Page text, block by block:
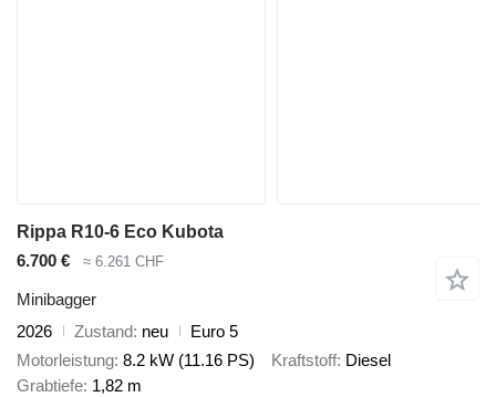
Rippa R10-6 Eco Kubota
6.700 €
≈ 6.261 CHF
Minibagger
2026
Zustand neu
Euro 5
Motorleistung 8.2 kW (11.16 PS) Kraftstoff Diesel
Grabtiefe 1,82 m